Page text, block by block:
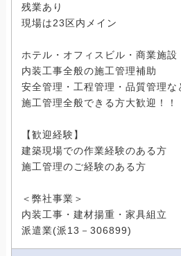
残業あり
現場は23区内メイン
ホテル・オフィスビル・商業施設
内装工事全般の施工管理補助
安全管理・工程管理・品質管理な
施工管理全般できる方大歓迎！！
【歓迎経験】
建築現場での作業経験のある方
施工管理のご経験のある方
＜弊社事業＞
内装工事・建材揚重・家具組立
派遣業(派13－306899)